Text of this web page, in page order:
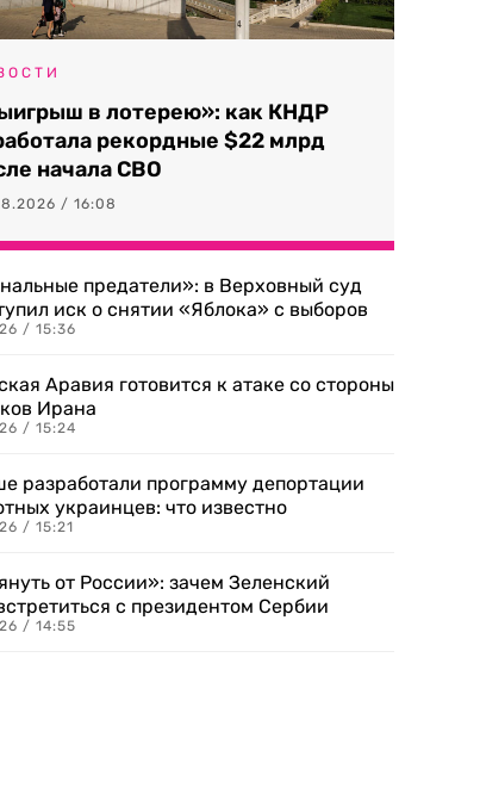
в лотерею»: как КНДР
рекордные $22 млрд
начала СВО
/ 16:08
предатели»: в Верховный суд
иск о снятии «Яблока» с выборов
/ 15:36
Аравия готовится к атаке со стороны
Ирана
/ 15:24
разработали программу депортации
украинцев: что известно
/ 15:21
от России»: зачем Зеленский
с президентом Сербии
/ 14:55